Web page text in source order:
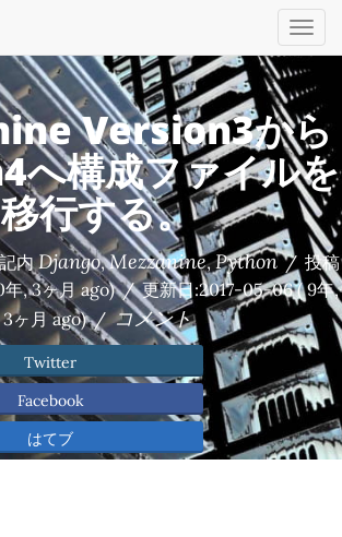
Version3から
へ構成ファイルを
移行する。
内Django,Mezzanine,Python / 投稿
年, 3ヶ月 ago) / 更新日:2017-05-06( 9年,
3ヶ月 ago) / コメント
Twitter
Facebook
はてブ